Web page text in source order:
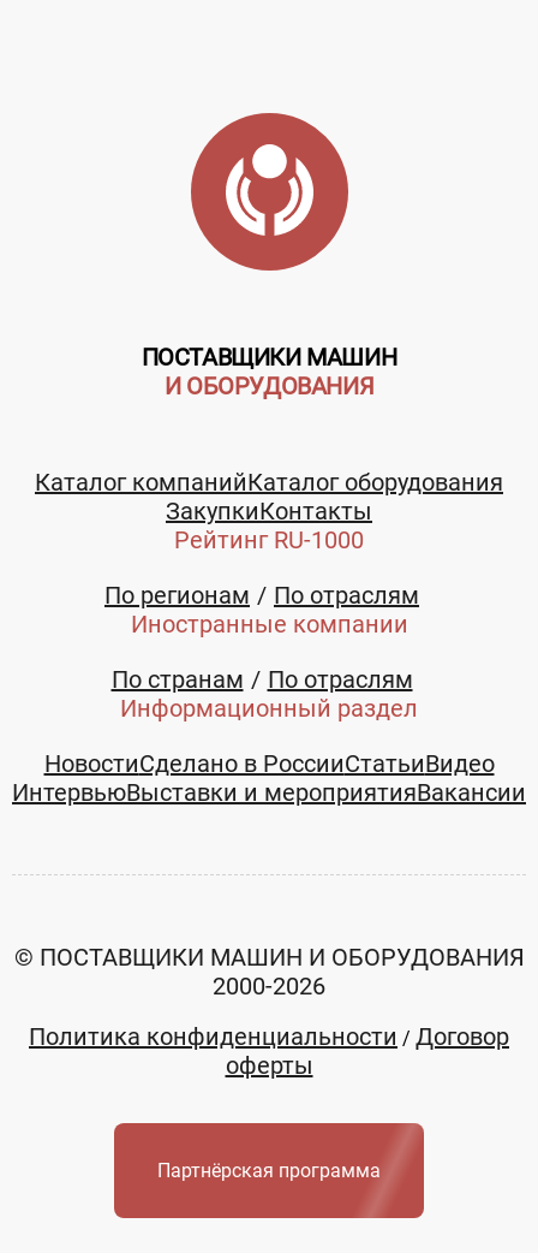
ПОСТАВЩИКИ МАШИН
И ОБОРУДОВАНИЯ
Каталог компанийКаталог оборудования
ЗакупкиКонтакты
Рейтинг RU-1000
По регионам
По отраслям
Иностранные компании
По странам
По отраслям
Информационный раздел
НовостиСделано в РоссииСтатьиВидео
ИнтервьюВыставки и мероприятияВакансии
© ПОСТАВЩИКИ МАШИН И ОБОРУДОВАНИЯ
2000-2026
Политика конфиденциальности / Договор
оферты
Партнёрская программа